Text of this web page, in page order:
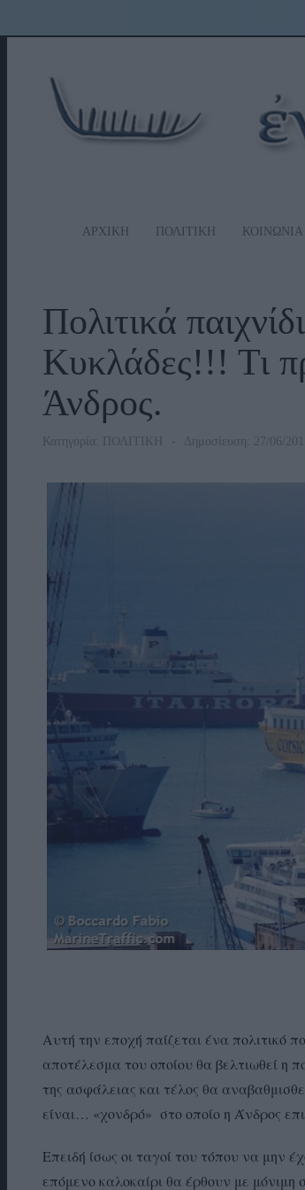
ΑΡΧΙΚΗ ΠΟΛΙΤΙΚΗ ΚΟΙΝΩΝΙΑ
Πολιτικά
Κυκλάδες!!! Τι
Άνδρος.
Κατηγορία: ΠΟΛΙΤΙΚΗ Δημοσίευση: 27/06/
Αυτή την εποχή παίζεται ένα πολιτικό
αποτέλεσμα του οποίου θα βελτιωθεί η
της ασφάλειας και τέλος θα
είναι… «χονδρό» στο οποίο η Άνδρος
Επειδή ίσως οι ταγοί του τόπου να
επόμενο καλοκαίρι θα έρθουν με